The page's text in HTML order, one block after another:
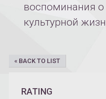
воспоминания
культурной
« BACK TO LIST
RATING